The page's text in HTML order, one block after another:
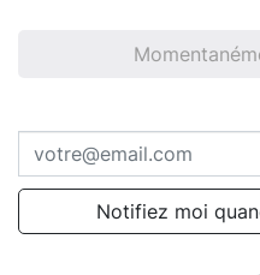
Notifiez moi